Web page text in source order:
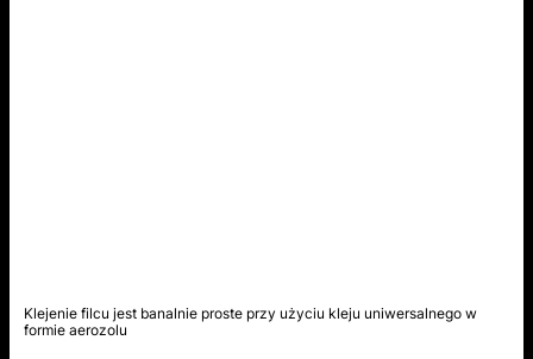
Klejenie filcu jest banalnie proste przy użyciu kleju uniwersalnego w
formie aerozolu